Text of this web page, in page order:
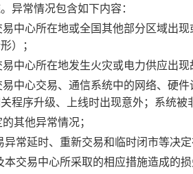
异常情况包含如下内容：
中心所在地或全国其他部分区域出
）；
中心所在地发生火灾或电力供应出
中心交易、通信系统中的网络、硬
程序升级、上线时出现意外；系统
其他异常情况；
异常延时、重新交易和临时闭市等决
本交易中心所采取的相应措施造成的